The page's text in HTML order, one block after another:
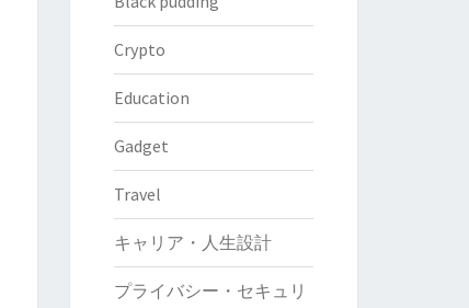
Crypto
Education
Gadget
Travel
キャリア・人生設計
プライバシー・セキュリ